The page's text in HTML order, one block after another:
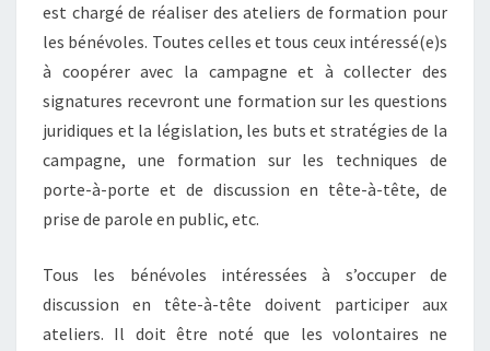
est chargé de réaliser des ateliers de formation pour
les bénévoles. Toutes celles et tous ceux intéressé(e)s
à coopérer avec la campagne et à collecter des
signatures recevront une formation sur les questions
juridiques et la législation, les buts et stratégies de la
campagne, une formation sur les techniques de
porte-à-porte et de discussion en tête-à-tête, de
prise de parole en public, etc.
Tous les bénévoles intéressées à s’occuper de
discussion en tête-à-tête doivent participer aux
ateliers. Il doit être noté que les volontaires ne